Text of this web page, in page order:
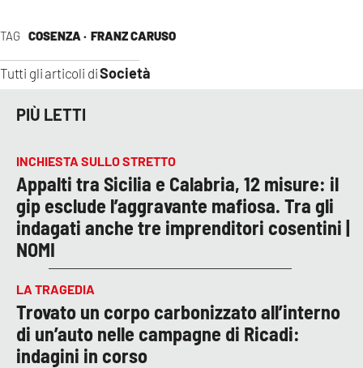
TAG COSENZA · FRANZ CARUSO
Tutti gli articoli diSocietà
PIÙ LETTI
INCHIESTA SULLO STRETTO
Appalti tra Sicilia e Calabria, 12 misure: il
gip esclude l’aggravante mafiosa. Tra gli
indagati anche tre imprenditori cosentini |
NOMI
LA TRAGEDIA
Trovato un corpo carbonizzato all’interno
di un’auto nelle campagne di Ricadi:
indagini in corso